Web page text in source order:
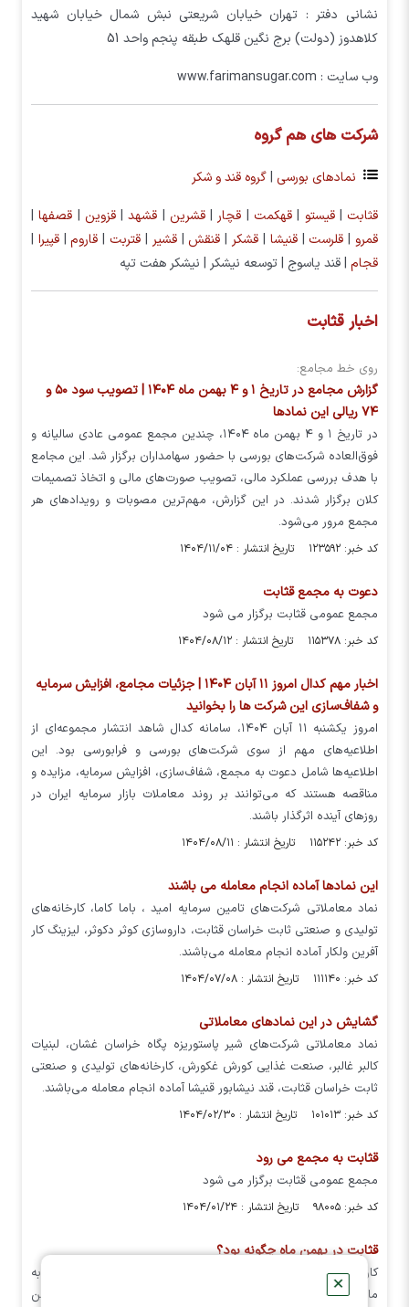
✕
نشانی دفتر : تهران خیابان شریعتی نبش شمال خیابان شهید
کلاهدوز (دولت) برج نگین قلهک طبقه پنجم واحد 51
وب سایت : www.farimansugar.com
شرکت های هم گروه
نمادهای بورسی |گروه قند و شکر
قثابت |قيستو | قهكمت | قچار|قشرين | قشهد|قزوين | قصفها|‌
قمرو| قلرست |قنيشا | قشكر| قنقش |قشير | قتربت | قاروم|قپيرا |
قجام | قند ياسوج | توسعه نيشكر | نيشكر هفت تپه
اخبار قثابت
روی خط مجامع:
گزارش مجامع در تاریخ ۱ و ۴ بهمن ماه ۱۴۰۴ | تصویب سود ۵۰ و
۷۴ ریالی این نماد‌ها
در تاریخ ۱ و ۴ بهمن ماه ۱۴۰۴، چندین مجمع عمومی عادی سالیانه و
فوق‌العاده شرکت‌های بورسی با حضور سهامداران برگزار شد. این مجامع
با هدف بررسی عملکرد مالی، تصویب صورت‌های مالی و اتخاذ تصمیمات
کلان برگزار شدند. در این گزارش، مهم‌ترین مصوبات و رویداد‌های هر
مجمع مرور می‌شود.
کد خبر: ۱۲۳۵۹۲ تاریخ انتشار : ۱۴۰۴/۱۱/۰۴
دعوت به مجمع قثابت
مجمع عمومی قثابت برگزار می شود
کد خبر: ۱۱۵۳۷۸ تاریخ انتشار : ۱۴۰۴/۰۸/۱۲
اخبار مهم کدال امروز ۱۱ آبان ۱۴۰۴ | جزئیات مجامع، افزایش سرمایه
و شفاف‌سازی این شرکت ها را بخوانید
امروز یکشنبه ۱۱ آبان ۱۴۰۴، سامانه کدال شاهد انتشار مجموعه‌ای از
اطلاعیه‌های مهم از سوی شرکت‌های بورسی و فرابورسی بود. این
اطلاعیه‌ها شامل دعوت به مجمع، شفاف‌سازی، افزایش سرمایه، مزایده و
مناقصه هستند که می‌توانند بر روند معاملات بازار سرمایه ایران در
روز‌های آینده اثرگذار باشند.
کد خبر: ۱۱۵۲۴۲ تاریخ انتشار : ۱۴۰۴/۰۸/۱۱
این نمادها آماده انجام معامله می باشند
نماد معاملاتی شرکت‌های تامین سرمایه امید ، باما کاما، کارخانه‌های
تولیدی و صنعتی ثابت خراسان قثابت، داروسازی کوثر دکوثر، لیزینگ کار
آفرین ولکار آماده انجام معامله می‌باشند.
کد خبر: ۱۱۱۱۴۰ تاریخ انتشار : ۱۴۰۴/۰۷/۰۸
گشایش در این نمادهای معاملاتی
نماد معاملاتی شرکت‌های شیر پاستوریزه پگاه خراسان غشان، لبنیات
کالبر غالبر، صنعت غذایی کورش غکورش، کارخانه‌های تولیدی و صنعتی
ثابت خراسان قثابت، قند نیشابور قنیشا آماده انجام معامله می‌باشند.
کد خبر: ۱۰۱۰۱۳ تاریخ انتشار : ۱۴۰۴/۰۲/۳۰
قثابت به مجمع می رود
مجمع عمومی قثابت برگزار می شود
کد خبر: ۹۸۰۰۵ تاریخ انتشار : ۱۴۰۴/۰۱/۲۴
قثابت در بهمن ماه چگونه بود؟
کارخانه‌های تولیدی و صنعتی ثابت خراسان در بهمن ۱۴۰۳ نسبت به
ماه گذشته کاهش فروش قابل توجهی داشته‌اند، اما در مقایسه با بهمن